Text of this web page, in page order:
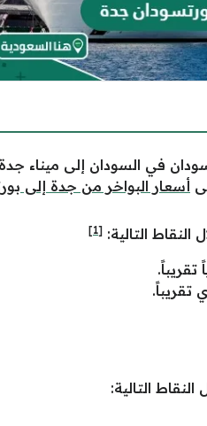
في السودان إلى ميناء
أسعار البواخر من جدة إلى
التالية: [1]
التالية: